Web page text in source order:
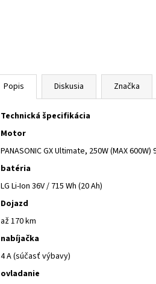
Popis Diskusia Značka
Technická špecifikácia
Motor
PANASONIC GX Ultimate, 250W (MAX 600W)
batéria
LG Li-Ion 36V / 715 Wh (20 Ah)
Dojazd
až 170 km
nabíjačka
4 A (súčasť výbavy)
ovladanie